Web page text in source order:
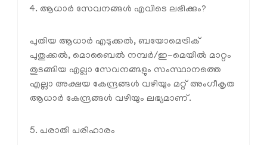
4. ആധാർ സേവനങ്ങൾ എവിടെ ലഭിക്കും?
പുതിയ ആധാർ എടുക്കൽ, ബയോമെട്രിക്
പുതുക്കൽ, മൊബൈൽ നമ്പർ/ഇ-മെയിൽ മാറ്റം
തുടങ്ങിയ എല്ലാ സേവനങ്ങളും സംസ്ഥാനത്തെ
എല്ലാ അക്ഷയ കേന്ദ്രങ്ങൾ വഴിയും മറ്റ് അംഗീകൃത
ആധാർ കേന്ദ്രങ്ങൾ വഴിയും ലഭ്യമാണ്.
5. പരാതി പരിഹാരം